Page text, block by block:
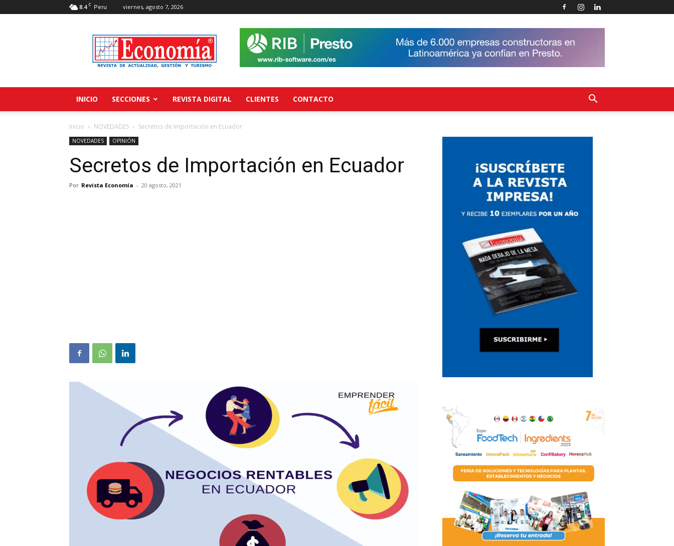
8.4 C Peru viernes, agosto 7, 2026
Revista
Economía
INICIO SECCIONES REVISTA DIGITAL CLIENTES CONTACTO
Inicio NOVEDADES Secretos de Importación en Ecuador
NOVEDADES OPINIÓN
Secretos de Importación en Ecuador
Por Revista Economía - 20 agosto, 2021